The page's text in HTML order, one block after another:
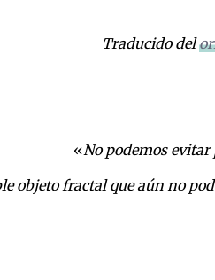
Traducido del
«No podemos
objeto fractal que aún no